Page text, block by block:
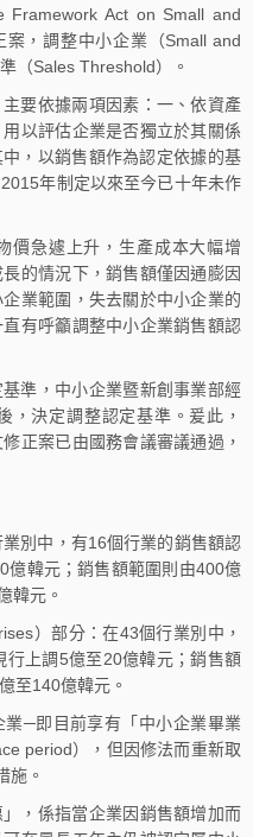
Framework Act on Small and
，調整中小企業（Small and
（Sales Threshold）。
要依據兩項因素：一、依資產
以評估企業是否獨立於其關係
，以銷售額作為認定依據的基
年制定以來至今已十年未作
價急遽上升，生產成本大幅增
的情況下，銷售額僅因通膨因
業範圍，失去關於中小企業的
有呼籲調整中小企業銷售額認
準，中小企業暨新創事業部經
，決定調整認定基準。爰此，
正案已由國務會議審議通過，
別中，有16個行業的銷售額認
億韓元；銷售額範圍則由400億
韓元。
）部分：在43個行業別中，
上調5億至20億韓元；銷售額
至140億韓元。
業─即目前享有「中小企業畢業
period），但因修法而重新取
施。
，係指當企業因銷售額增加而